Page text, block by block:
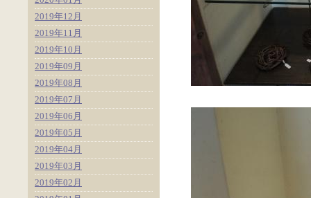
2019年12月
2019年11月
2019年10月
2019年09月
2019年08月
2019年07月
2019年06月
2019年05月
2019年04月
2019年03月
2019年02月